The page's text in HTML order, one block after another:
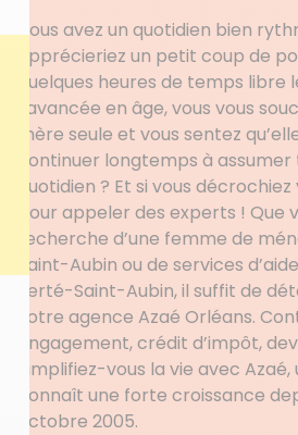
Vous avez un quotidien bien
apprécieriez un petit coup de
quelques heures de temps
l’avancée en âge, vous vous
mère seule et vous sentez
continuer longtemps à
quotidien ? Et si vous
pour appeler des experts ! Que
recherche d’une femme de
Saint-Aubin ou de services
Ferté-Saint-Aubin, il suffit de
votre agence Azaé Orléans.
engagement, crédit d’impôt,
Simplifiez-vous la vie avec
connaît une forte croissance
octobre 2005.